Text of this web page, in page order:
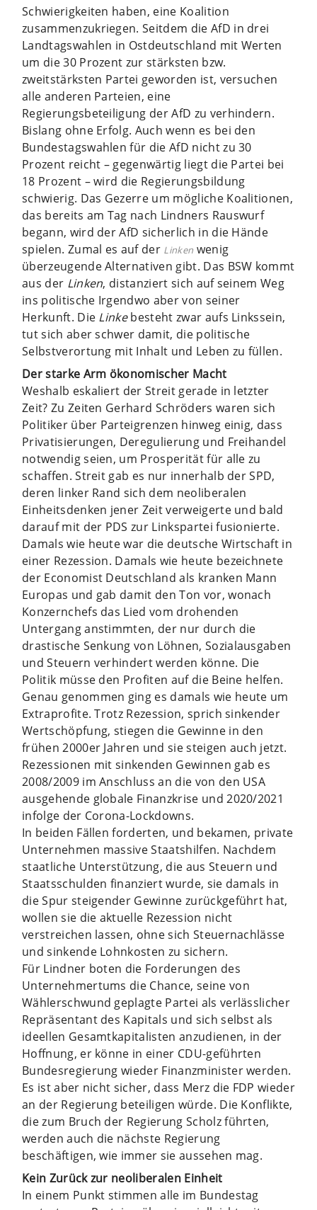
Schwierigkeiten haben, eine Koalition
zusammenzukriegen. Seitdem die AfD in drei
Landtagswahlen in Ostdeutschland mit Werten
um die 30 Prozent zur stärksten bzw.
zweitstärksten Partei geworden ist, versuchen
alle anderen Parteien, eine
Regierungsbeteiligung der AfD zu verhindern.
Bislang ohne Erfolg. Auch wenn es bei den
Bundestagswahlen für die AfD nicht zu 30
Prozent reicht – gegenwärtig liegt die Partei bei
18 Prozent – wird die Regierungsbildung
schwierig. Das Gezerre um mögliche Koalitionen,
das bereits am Tag nach Lindners Rauswurf
begann, wird der AfD sicherlich in die Hände
spielen. Zumal es auf der Linken wenig
überzeugende Alternativen gibt. Das BSW kommt
aus der Linken, distanziert sich auf seinem Weg
ins politische Irgendwo aber von seiner
Herkunft. Die Linkebesteht zwar aufs Linkssein,
tut sich aber schwer damit, die politische
Selbstverortung mit Inhalt und Leben zu füllen.
Der starke Arm ökonomischer Macht
Weshalb eskaliert der Streit gerade in letzter
Zeit? Zu Zeiten Gerhard Schröders waren sich
Politiker über Parteigrenzen hinweg einig, dass
Privatisierungen, Deregulierung und Freihandel
notwendig seien, um Prosperität für alle zu
schaffen. Streit gab es nur innerhalb der SPD,
deren linker Rand sich dem neoliberalen
Einheitsdenken jener Zeit verweigerte und bald
darauf mit der PDS zur Linkspartei fusionierte.
Damals wie heute war die deutsche Wirtschaft in
einer Rezession. Damals wie heute bezeichnete
der Economist Deutschland als kranken Mann
Europas und gab damit den Ton vor, wonach
Konzernchefs das Lied vom drohenden
Untergang anstimmten, der nur durch die
drastische Senkung von Löhnen, Sozialausgaben
und Steuern verhindert werden könne. Die
Politik müsse den Profiten auf die Beine helfen.
Genau genommen ging es damals wie heute um
Extraprofite. Trotz Rezession, sprich sinkender
Wertschöpfung, stiegen die Gewinne in den
frühen 2000er Jahren und sie steigen auch jetzt.
Rezessionen mit sinkenden Gewinnen gab es
2008/2009 im Anschluss an die von den USA
ausgehende globale Finanzkrise und 2020/2021
infolge der Corona-Lockdowns.
In beiden Fällen forderten, und bekamen, private
Unternehmen massive Staatshilfen. Nachdem
staatliche Unterstützung, die aus Steuern und
Staatsschulden finanziert wurde, sie damals in
die Spur steigender Gewinne zurückgeführt hat,
wollen sie die aktuelle Rezession nicht
verstreichen lassen, ohne sich Steuernachlässe
und sinkende Lohnkosten zu sichern.
Für Lindner boten die Forderungen des
Unternehmertums die Chance, seine von
Wählerschwund geplagte Partei als verlässlicher
Repräsentant des Kapitals und sich selbst als
ideellen Gesamtkapitalisten anzudienen, in der
Hoffnung, er könne in einer CDU-geführten
Bundesregierung wieder Finanzminister werden.
Es ist aber nicht sicher, dass Merz die FDP wieder
an der Regierung beteiligen würde. Die Konflikte,
die zum Bruch der Regierung Scholz führten,
werden auch die nächste Regierung
beschäftigen, wie immer sie aussehen mag.
Kein Zurück zur neoliberalen Einheit
In einem Punkt stimmen alle im Bundestag